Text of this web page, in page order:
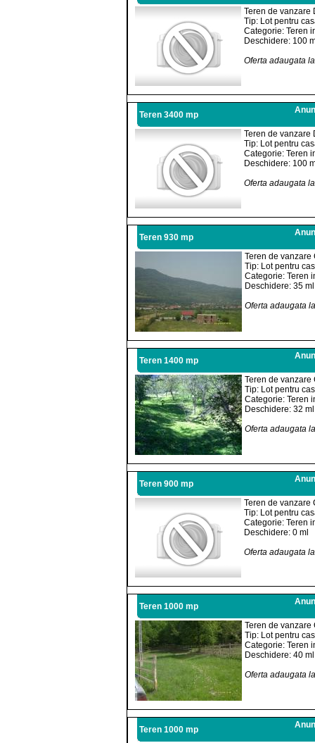
Teren de vanzare
Tip: Lot pentru
Categorie: Teren
Deschidere: 100
Oferta adaugata
Teren 3400 mp
Teren de vanzare
Tip: Lot pentru
Categorie: Teren
Deschidere: 100
Oferta adaugata
Teren 930 mp
Teren de vanzare
Tip: Lot pentru
Categorie: Teren
Deschidere: 35 ml
Oferta adaugata
Teren 1400 mp
Teren de vanzare
Tip: Lot pentru
Categorie: Teren
Deschidere: 32 ml
Oferta adaugata
Teren 900 mp
Teren de vanzare
Tip: Lot pentru
Categorie: Teren
Deschidere: 0 ml
Oferta adaugata
Teren 1000 mp
Teren de vanzare
Tip: Lot pentru
Categorie: Teren
Deschidere: 40 ml
Oferta adaugata
Teren 1000 mp